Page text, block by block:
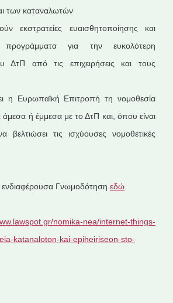
των καταναλωτών
εκστρατείες ευαισθητοποίησης και
προγράμματα για την ευκολότερη
ΔτΠ από τις επιχειρήσεις και τους
η Ευρωπαϊκή Επιτροπή τη νομοθεσία
άμεσα ή έμμεσα με το ΔτΠ και, όπου είναι
βελτιώσει τις ισχύουσες νομοθετικές
ενδιαφέρουσα Γνωμοδότηση εδώ
nomika-nea/internet-things-
katanaloton-kai-epiheiriseon-sto-